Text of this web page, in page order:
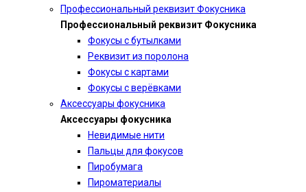
Профессиональный реквизит Фокусника
Профессиональный реквизит Фокусника
Фокусы с бутылками
Реквизит из поролона
Фокусы с картами
Фокусы с верёвками
Аксессуары фокусника
Аксессуары фокусника
Невидимые нити
Пальцы для фокусов
Пиробумага
Пироматериалы